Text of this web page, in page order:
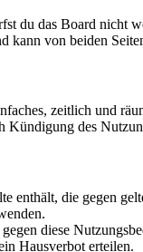
du das Board
kann von beiden
zeitlich und
des
enthält, die gegen
diese
Hausverbot erteilen.